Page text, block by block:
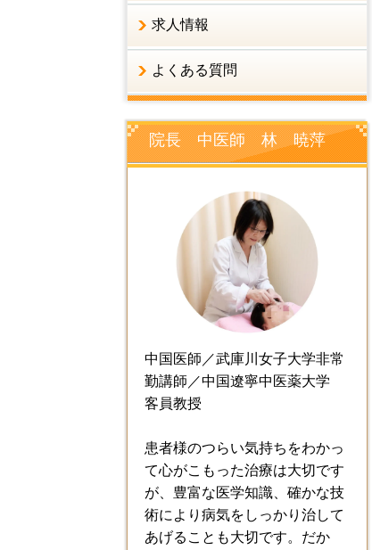
求人情報
よくある質問
院長 中医師 林 暁萍
中国医師／武庫川女子大学非常
勤講師／中国遼寧中医薬大学
客員教授
患者様のつらい気持ちをわかっ
て心がこもった治療は大切です
が、豊富な医学知識、確かな技
術により病気をしっかり治して
あげることも大切です。だか